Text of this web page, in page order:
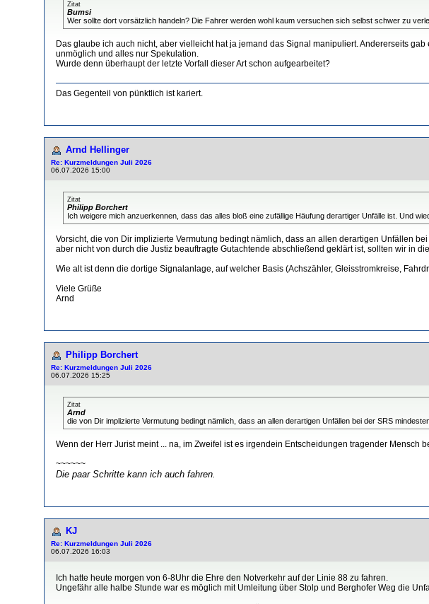
Zitat
Bumsi
Wer sollte dort vorsätzlich handeln? Die Fahrer werden wohl kaum versuchen sich selbst schwer zu
Das glaube ich auch nicht, aber vielleicht hat ja jemand das Signal manipuliert. Andererseits
unmöglich und alles nur Spekulation.
Wurde denn überhaupt der letzte Vorfall dieser Art schon aufgearbeitet?
Das Gegenteil von pünktlich ist kariert.
Arnd Hellinger
Re: Kurzmeldungen Juli 2026
06.07.2026 15:00
Zitat
Philipp Borchert
Ich weigere mich anzuerkennen, dass das alles bloß eine zufällige Häufung derartiger Unfälle ist. Und
Vorsicht, die von Dir implizierte Vermutung bedingt nämlich, dass an allen derartigen Unfällen
aber nicht von durch die Justiz beauftragte Gutachtende abschließend geklärt ist, sollten wir in
Wie alt ist denn die dortige Signalanlage, auf welcher Basis (Achszähler, Gleisstromkreise,
Viele Grüße
Arnd
Philipp Borchert
Re: Kurzmeldungen Juli 2026
06.07.2026 15:25
Zitat
Arnd
die von Dir implizierte Vermutung bedingt nämlich, dass an allen derartigen Unfällen bei der SRS
Wenn der Herr Jurist meint ... na, im Zweifel ist es irgendein Entscheidungen tragender
~~~~~~
Die paar Schritte kann ich auch fahren.
KJ
Re: Kurzmeldungen Juli 2026
06.07.2026 16:03
Ich hatte heute morgen von 6-8Uhr die Ehre den Notverkehr auf der Linie 88 zu fahren.
Ungefähr alle halbe Stunde war es möglich mit Umleitung über Stolp und Berghofer Weg die